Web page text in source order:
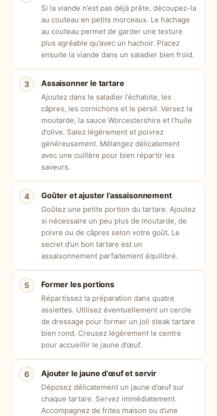
Si la viande n’est pas déjà prête, découpez-la
au couteau en petits morceaux. Le hachage
au couteau permet de garder une texture
plus agréable qu’avec un hachoir. Placez
ensuite la viande dans un saladier bien froid.
Assaisonner le tartare
Ajoutez dans le saladier l’échalote, les
câpres, les cornichons et le persil. Versez la
moutarde, la sauce Worcestershire et l’huile
d’olive. Salez légèrement et poivrez
généreusement. Mélangez délicatement
avec une cuillère pour bien répartir les
saveurs.
Goûter et ajuster l’assaisonnement
Goûtez une petite portion du tartare. Ajoutez
si nécessaire un peu plus de moutarde, de
poivre ou de câpres selon votre goût. Le
secret d’un bon tartare est un
assaisonnement parfaitement équilibré.
Former les portions
Répartissez la préparation dans quatre
assiettes. Utilisez éventuellement un cercle
de dressage pour former un joli steak tartare
bien rond. Creusez légèrement le centre
pour accueillir le jaune d’œuf.
Ajouter le jaune d’œuf et servir
Déposez délicatement un jaune d’œuf sur
chaque tartare. Servez immédiatement.
Accompagnez de frites maison ou d’une